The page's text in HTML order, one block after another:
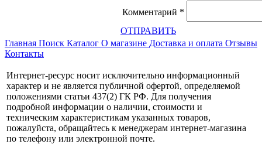
Комментарий *
ОТПРАВИТЬ
Главная Поиск Каталог О магазине Доставка и оплата Отзывы
Контакты
Интернет-ресурс носит исключительно информационный
характер и не является публичной офертой, определяемой
положениями статьи 437(2) ГК РФ. Для получения
подробной информации о наличии, стоимости и
техническим характеристикам указанных товаров,
пожалуйста, обращайтесь к менеджерам интернет-магазина
по телефону или электронной почте.